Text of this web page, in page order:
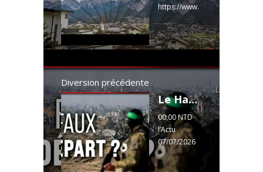
https://www.
onparticipe.f
r/c/Santiago
#jakobsweg
#chemindec
#tirol
Diversion précédente
Le Hamas annonce quitter le pouvoir à Gaza… mais qu'est-ce qui change vraiment ?
00:00 NTD
l’Actu
07/07/2026
00:13 Gaza :
Le Hamas